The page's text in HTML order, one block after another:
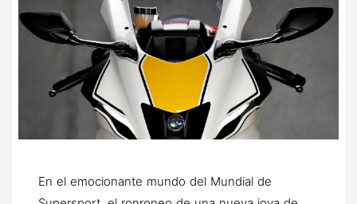
En el emocionante mundo del Mundial de